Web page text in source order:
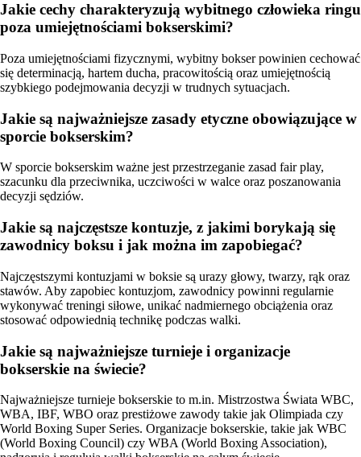
Jakie cechy charakteryzują wybitnego człowieka ringu
poza umiejętnościami bokserskimi?
Poza umiejętnościami fizycznymi, wybitny bokser powinien cechować
się determinacją, hartem ducha, pracowitością oraz umiejętnością
szybkiego podejmowania decyzji w trudnych sytuacjach.
Jakie są najważniejsze zasady etyczne obowiązujące w
sporcie bokserskim?
W sporcie bokserskim ważne jest przestrzeganie zasad fair play,
szacunku dla przeciwnika, uczciwości w walce oraz poszanowania
decyzji sędziów.
Jakie są najczęstsze kontuzje, z jakimi borykają się
zawodnicy boksu i jak można im zapobiegać?
Najczęstszymi kontuzjami w boksie są urazy głowy, twarzy, rąk oraz
stawów. Aby zapobiec kontuzjom, zawodnicy powinni regularnie
wykonywać treningi siłowe, unikać nadmiernego obciążenia oraz
stosować odpowiednią technikę podczas walki.
Jakie są najważniejsze turnieje i organizacje
bokserskie na świecie?
Najważniejsze turnieje bokserskie to m.in. Mistrzostwa Świata WBC,
WBA, IBF, WBO oraz prestiżowe zawody takie jak Olimpiada czy
World Boxing Super Series. Organizacje bokserskie, takie jak WBC
(World Boxing Council) czy WBA (World Boxing Association),